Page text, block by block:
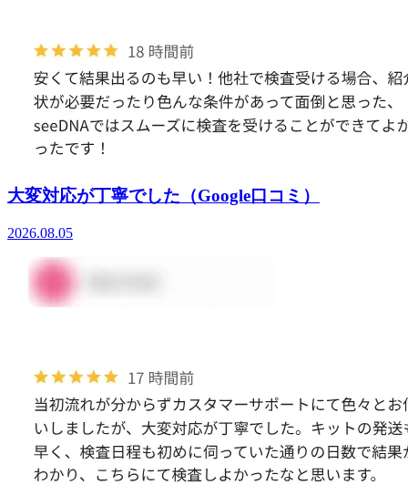
大変対応が丁寧でした（Google口コミ）
2026.08.05